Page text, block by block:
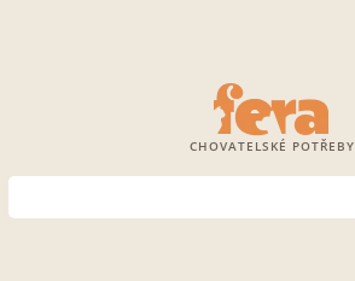
CHOVATELSKÉ POTŘEBY